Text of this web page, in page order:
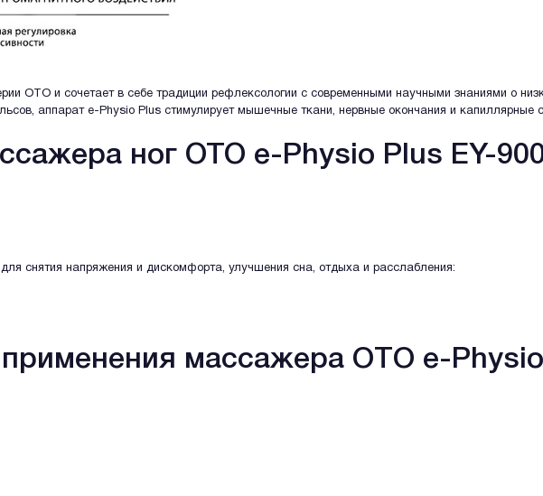
OTO и сочетает в себе традиции рефлексологии с современными научными знаниями о
аппарат e-Physio Plus стимулирует мышечные ткани, нервные окончания и капиллярные
ног ОТО e-Physio Plus EY-
снятия напряжения и дискомфорта, улучшения сна, отдыха и расслабления:
массажера OTO e-